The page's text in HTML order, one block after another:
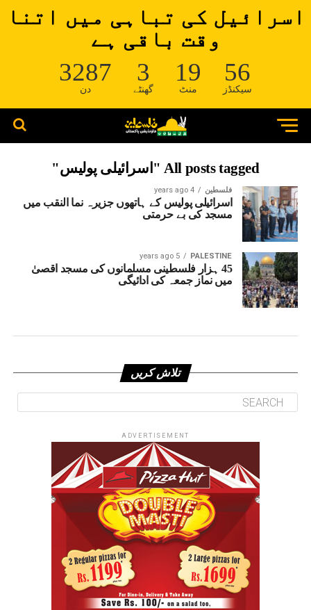
اسرائیل کی تباہی میں اتنا
وقت باقی ہے
3287
دن
3
گھنٹے
19
منٹ
55
سیکنڈز
All posts tagged "اسرائیلی پولیس"
فلسطین 4 years ago
اسرائیلی پولیس کے ہاتھوں جزیرہ نما النقب میں
مسجد کی بے حرمتی
PALESTINE
5 years ago
45 ہزار فلسطینی مسلمانوں کی مسجد اقصیٰ
میں نماز جمعہ کی ادائیگی
تلاش کریں
ADVERTISEMENT